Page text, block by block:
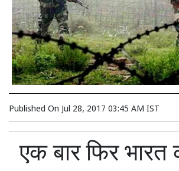
Published On Jul 28, 2017 03:45 AM IST
एक बार फिर